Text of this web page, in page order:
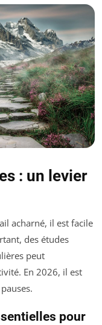
: un levier
acharné, il est facile
des études
peut
En 2026, il est
pour